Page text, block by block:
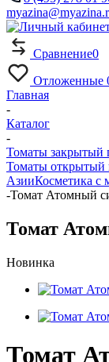
Сравнение0
Отложенные
Главная
-
Каталог
-
Томаты закрытый
Томаты открытый
АзииКосметика с
-Томат Атомный
Томат
Новинка
Томат